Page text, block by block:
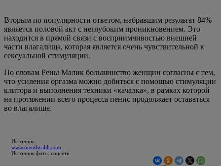
Вторым по популярности ответом, набравшим результат 84%
является половой акт с неглубоким проникновением. Это
находится в прямой связи с восприимчивостью внешней
части влагалища, которая является очень чувствительной к
сексуальной стимуляции.
По словам Рены Малик большинство женщин согласны с тем,
что усиления оргазма можно добиться с помощью стимуляции
клитора и выполнения техники «качалка», в рамках которой
на протяжении всего процесса пенис продолжает оставаться
во влагалище.
Источник:
www.menshealth.com
Источник фото: соцсети